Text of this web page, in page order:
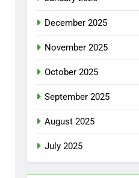
December 2025
November 2025
October 2025
September 2025
August 2025
July 2025